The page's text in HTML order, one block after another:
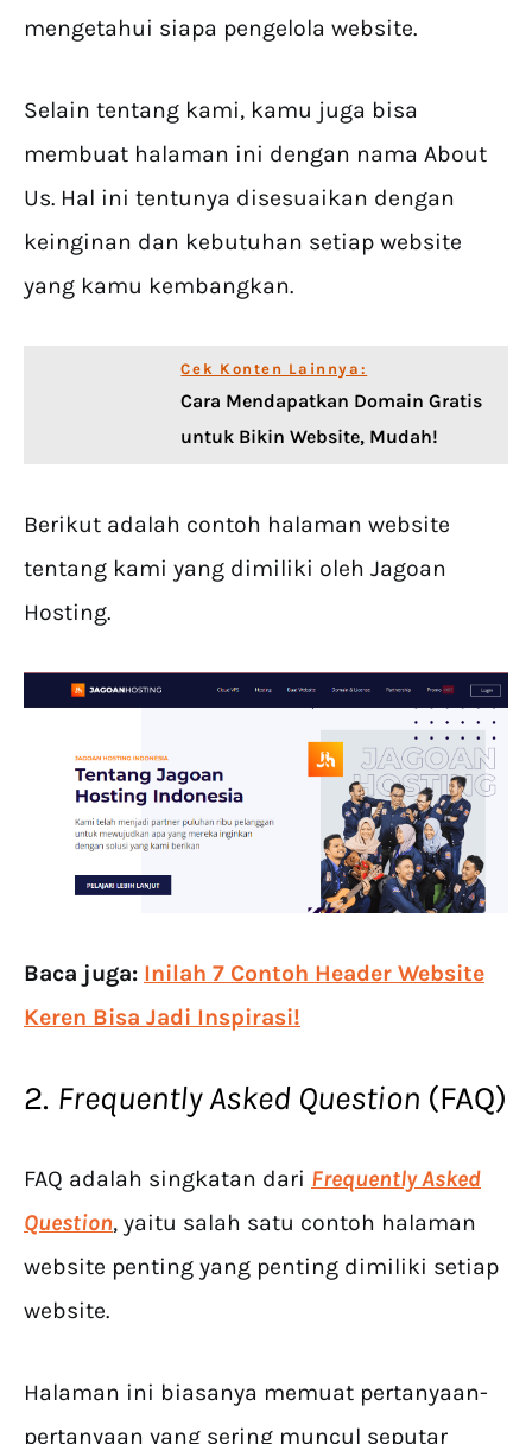
mengetahui siapa pengelola website.
Selain tentang kami, kamu juga bisa
membuat halaman ini dengan nama About
Us. Hal ini tentunya disesuaikan dengan
keinginan dan kebutuhan setiap website
yang kamu kembangkan.
Cek Konten Lainnya:
Cara Mendapatkan Domain Gratis
untuk Bikin Website, Mudah!
Berikut adalah contoh halaman website
tentang kami yang dimiliki oleh Jagoan
Hosting.
Baca juga: Inilah 7 Contoh Header Website
Keren Bisa Jadi Inspirasi!
2. Frequently Asked Question (FAQ)
FAQ adalah singkatan dari Frequently Asked
Question, yaitu salah satu contoh halaman
website penting yang penting dimiliki setiap
website.
Halaman ini biasanya memuat pertanyaan-
pertanyaan yang sering muncul seputar